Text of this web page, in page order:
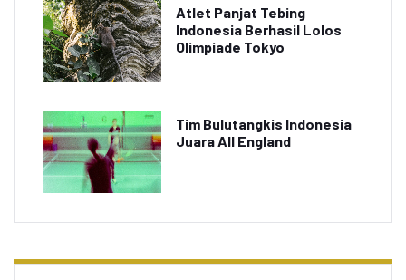
Atlet Panjat Tebing
Indonesia Berhasil Lolos
Olimpiade Tokyo
Tim Bulutangkis Indonesia
Juara All England